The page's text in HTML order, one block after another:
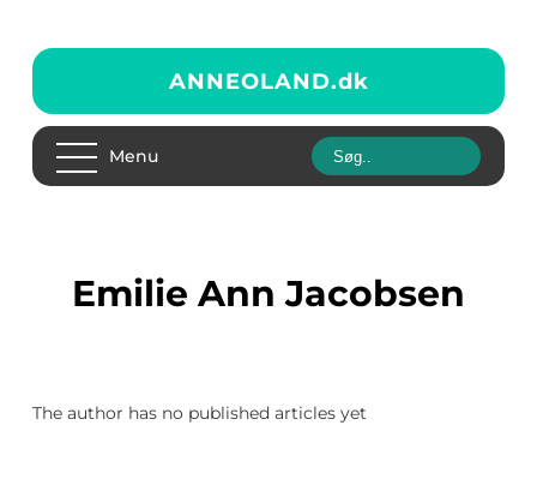
ANNEOLAND.dk
Menu
Emilie Ann Jacobsen
The author has no published articles yet